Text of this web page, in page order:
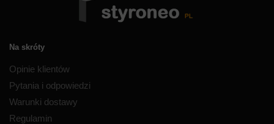
Na skróty
Opinie klientów
Pytania i odpowiedzi
Warunki dostawy
Regulamin